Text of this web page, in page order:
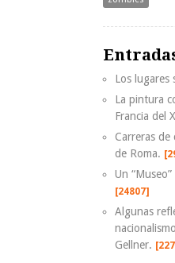
Los lugares
La pintura
Francia del
Carreras de
de Roma.
Un
[24807]
Algunas
Gellner.